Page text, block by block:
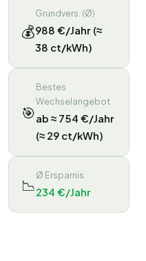
💰
Grundvers. (Ø)
988 €/Jahr (≈
38 ct/kWh)
🎯
Bestes
Wechselangebot
ab ≈ 754 €/Jahr
(≈ 29 ct/kWh)
📉
Ø Ersparnis
234 €/Jahr